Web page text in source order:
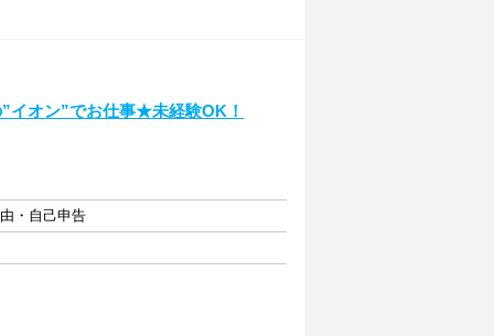
イオン”でお仕事★未経験OK！
・自己申告